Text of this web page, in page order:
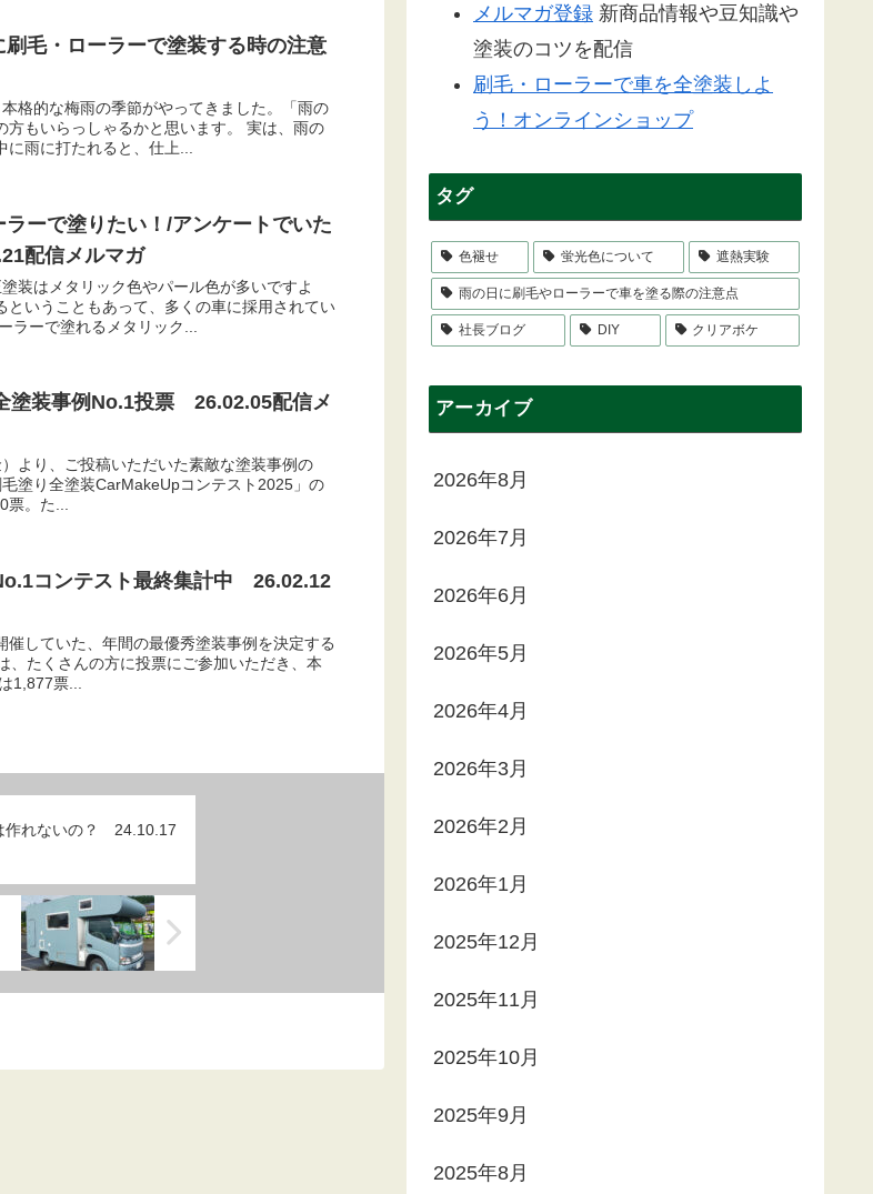
毛・ローラーで塗装する時の注意
格的な梅雨の季節がやってきました。「雨の
もいらっしゃるかと思います。 実は、雨の
に雨に打たれると、仕上...
ーで塗りたい！/アンケートでいた
配信メルマガ
装はメタリック色やパール色が多いですよ
いうこともあって、多くの車に採用されてい
ラーで塗れるメタリック...
塗装事例No.1投票 26.02.05配信メ
より、ご投稿いただいた素敵な塗装事例の
塗り全塗装CarMakeUpコンテスト2025」の
票。た...
コンテスト最終集計中 26.02.12
していた、年間の最優秀塗装事例を決定する
、たくさんの方に投票にご参加いただき、本
1,877票...
作れないの？ 24.10.17
メルマガ登録 新商品情報や豆知識や
塗装のコツを配信
刷毛・ローラーで車を全塗装しよ
う！オンラインショップ
タグ
色褪せ 蛍光色について 遮熱実験
雨の日に刷毛やローラーで車を塗る際の注意点
社長ブログ DIY クリアボケ
アーカイブ
2026年8月
2026年7月
2026年6月
2026年5月
2026年4月
2026年3月
2026年2月
2026年1月
2025年12月
2025年11月
2025年10月
2025年9月
2025年8月